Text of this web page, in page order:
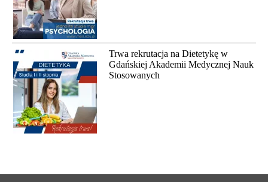
Trwa rekrutacja na Dietetykę w
Gdańskiej Akademii Medycznej Nauk
Stosowanych